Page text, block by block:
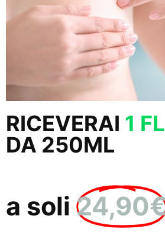
RICEVERAI 1
DA 250ML
a soli